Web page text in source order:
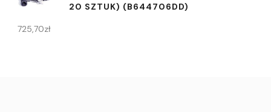
20 SZTUK) (B644706DD)
725,70zł